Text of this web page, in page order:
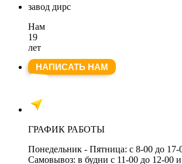
завод дирс
Нам
19
лет
НАПИСАТЬ НАМ
ГРАФИК РАБОТЫ
Понедельник - Пятница: с 8-00 до
Самовывоз: в будни с 11-00 до 12-00